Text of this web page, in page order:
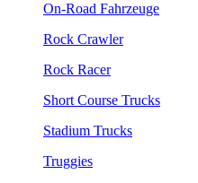
On-Road Fahrzeuge
Rock Crawler
Rock Racer
Short Course Trucks
Stadium Trucks
Truggies